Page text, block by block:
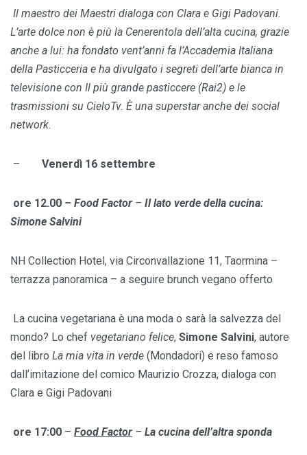
Il maestro dei Maestri dialoga con Clara e Gigi Padovani.
L’arte dolce non è più la Cenerentola dell’alta cucina, grazie
anche a lui: ha fondato vent’anni fa l’Accademia Italiana
della Pasticceria e ha divulgato i segreti dell’arte bianca in
televisione con Il più grande pasticcere (Rai2) e le
trasmissioni su CieloTv. È una superstar anche dei social
network.
– Venerdì 16 settembre
ore 12.00 – Food Factor – Il lato verde della cucina:
Simone Salvini
NH Collection Hotel, via Circonvallazione 11, Taormina –
terrazza panoramica – a seguire brunch vegano offerto
La cucina vegetariana è una moda o sarà la salvezza del
mondo? Lo chef vegetariano felice, Simone Salvini, autore
del libro La mia vita in verde (Mondadori) e reso famoso
dall’imitazione del comico Maurizio Crozza, dialoga con
Clara e Gigi Padovani
ore 17:00 – Food Factor – La cucina dell’altra sponda